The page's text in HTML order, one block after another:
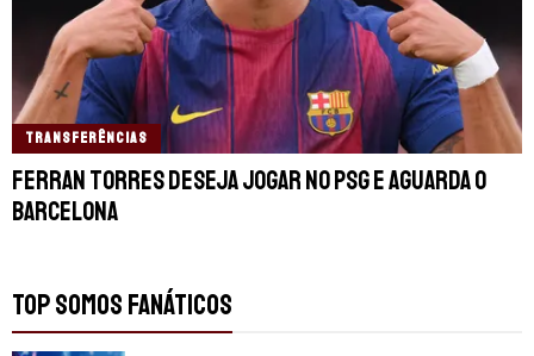
TRANSFERÊNCIAS
Ferran Torres deseja jogar no PSG e aguarda o
Barcelona
TOP SOMOS FANÁTICOS